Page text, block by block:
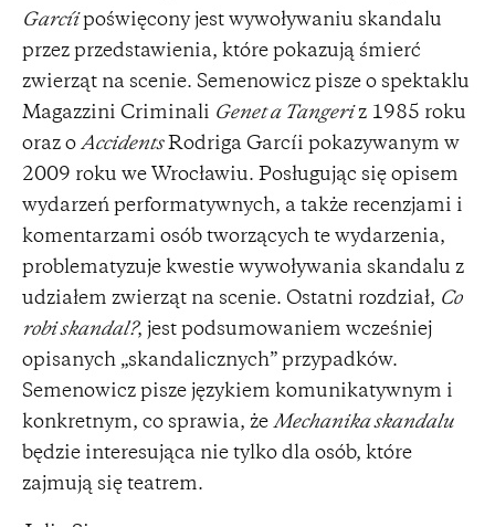
Garcíi poświęcony jest wywoływaniu skandalu
przez przedstawienia, które pokazują śmierć
zwierząt na scenie. Semenowicz pisze o spektaklu
Magazzini Criminali Genet a Tangeri z 1985 roku
oraz o AccidentsRodriga Garcíi pokazywanym w
2009 roku we Wrocławiu. Posługując się opisem
wydarzeń performatywnych, a także recenzjami i
komentarzami osób tworzących te wydarzenia,
problematyzuje kwestie wywoływania skandalu z
udziałem zwierząt na scenie. Ostatni rozdział, Co
robi skandal?, jest podsumowaniem wcześniej
opisanych „skandalicznych” przypadków.
Semenowicz pisze językiem komunikatywnym i
konkretnym, co sprawia, że Mechanika skandalu
będzie interesująca nie tylko dla osób, które
zajmują się teatrem.